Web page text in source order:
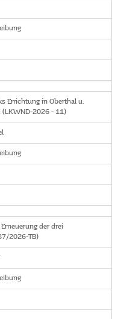
Errichtung in Oberthal u.
(LKWND-2026 - 11)
der drei
2026-TB)